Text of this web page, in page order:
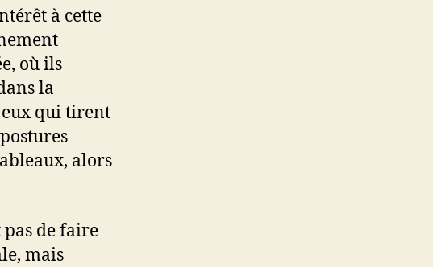
à cette
où ils
la
eux qui tirent
alors
de faire
mais